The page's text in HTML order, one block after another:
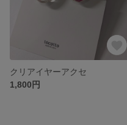
クリアイヤーアクセ
1,800円